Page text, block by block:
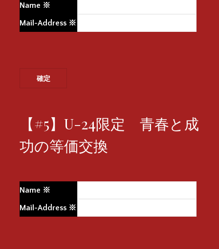
Name ※
Mail-Address ※
【#5】U-24限定 青春と成
功の等価交換
Name ※
Mail-Address ※